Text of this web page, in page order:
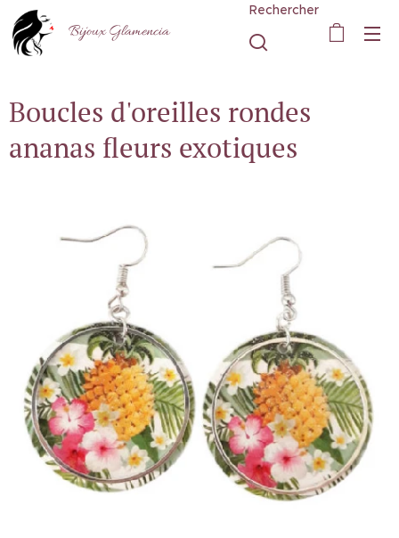
Bijoux Glamencia
Rechercher
Boucles d'oreilles rondes
ananas fleurs exotiques